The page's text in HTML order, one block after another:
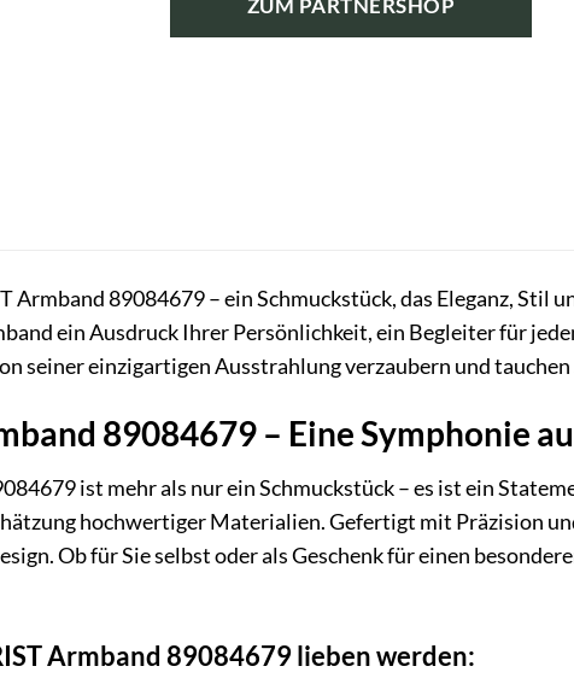
ZUM PARTNERSHOP
Armband 89084679 – ein Schmuckstück, das Eleganz, Stil
ein Ausdruck Ihrer Persönlichkeit, ein Begleiter für
seiner einzigartigen Ausstrahlung verzaubern und
89084679 – Eine Symphonie
ist mehr als nur ein Schmuckstück – es ist ein
hochwertiger Materialien. Gefertigt mit Präzision
Ob für Sie selbst oder als Geschenk für einen
Armband 89084679 lieben werden: